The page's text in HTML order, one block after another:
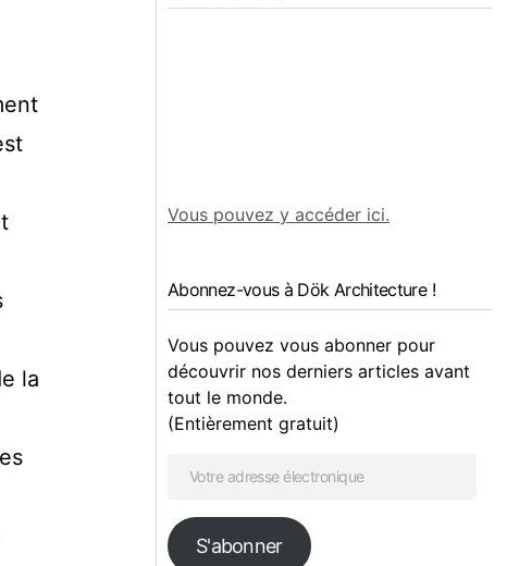
la
Vous pouvez y accéder ici.
Abonnez-vous à Dök Architecture !
Vous pouvez vous abonner pour
découvrir nos derniers articles avant
tout le monde.
(Entièrement gratuit)
S'abonner